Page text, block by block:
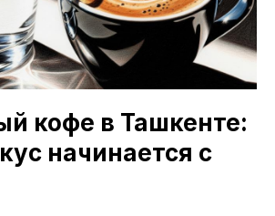
кофе в Ташкенте:
начинается с